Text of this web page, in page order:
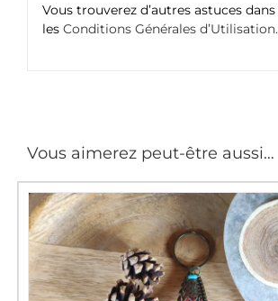
Vous trouverez d’autres astuces dans
lesConditions Générales d’Utilisation.
Vous aimerez peut-être aussi…